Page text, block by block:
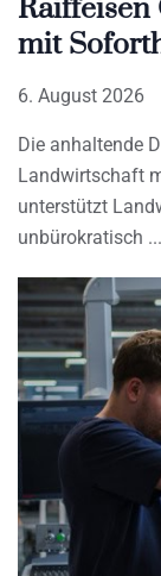
mit
6. August 2026
Die anhaltende
Landwirtschaft
unterstützt
unbürokratisch